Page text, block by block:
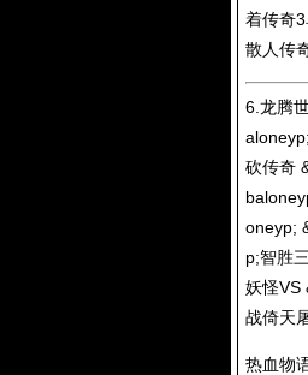
着传奇
散人传
6.龙腾
砍传奇
oneyp;
p;智胜
妖怪VS
战倚天
热血物